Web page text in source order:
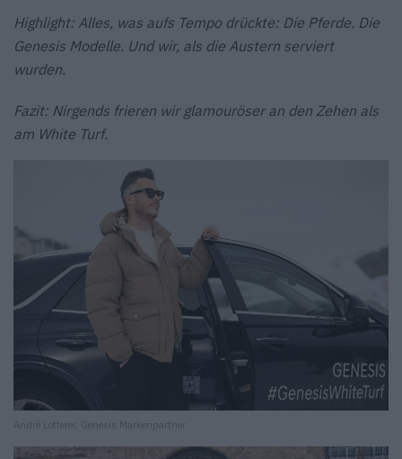
Highlight: Alles, was aufs Tempo drückte: Die Pferde. Die
Genesis Modelle. Und wir, als die Austern serviert
wurden.
Fazit: Nirgends frieren wir glamouröser an den Zehen als
am White Turf.
André Lotterer, Genesis Markenpartner